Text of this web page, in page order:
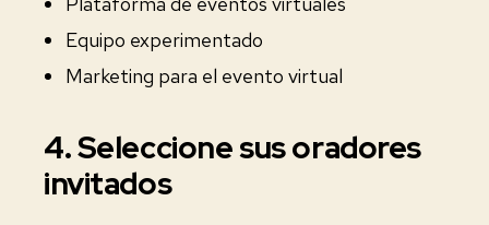
Equipo experimentado
Marketing para el evento virtual
4. Seleccione sus oradores
invitados